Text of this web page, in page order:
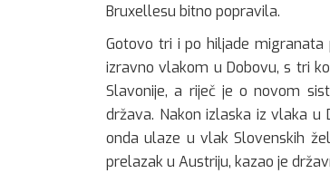
Bruxellesu bitno popravila.
Gotovo tri i po hiljade migranata
izravno vlakom u Dobovu, s tri
Slavonije, a riječ je o novom
država. Nakon izlaska iz vlaka u
onda ulaze u vlak Slovenskih
prelazak u Austriju, kazao je